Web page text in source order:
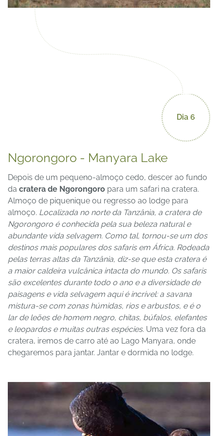
Dia 6
Ngorongoro - Manyara Lake
Depois de um pequeno-almoço cedo, descer ao fundo
da cratera de Ngorongoro para um safari na cratera.
Almoço de piquenique ou regresso ao lodge para
almoço. Localizada no norte da Tanzânia, a cratera de
Ngorongoro é conhecida pela sua beleza natural e
abundante vida selvagem. Como tal, tornou-se um dos
destinos mais populares dos safaris em África. Rodeada
pelas terras altas da Tanzânia, diz-se que esta cratera é
a maior caldeira vulcânica intacta do mundo. Os safaris
são excelentes durante todo o ano e a diversidade de
paisagens e vida selvagem aqui é incrível: a savana
mistura-se com zonas húmidas, rios e arbustos, e é o
lar de leões de homem negro, chitas, búfalos, elefantes
e leopardos e muitas outras espécies. Uma vez fora da
cratera, iremos de carro até ao Lago Manyara, onde
chegaremos para jantar. Jantar e dormida no lodge.